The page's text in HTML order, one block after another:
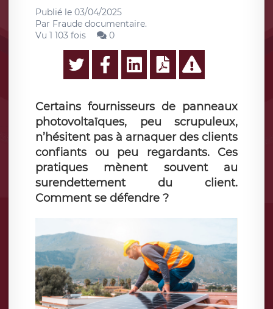
Publié le 03/04/2025
Par Fraude documentaire.
Vu 1 103 fois
0
Certains fournisseurs de panneaux
photovoltaïques, peu scrupuleux,
n’hésitent pas à arnaquer des clients
confiants ou peu regardants. Ces
pratiques mènent souvent au
surendettement du client.
Comment se défendre ?